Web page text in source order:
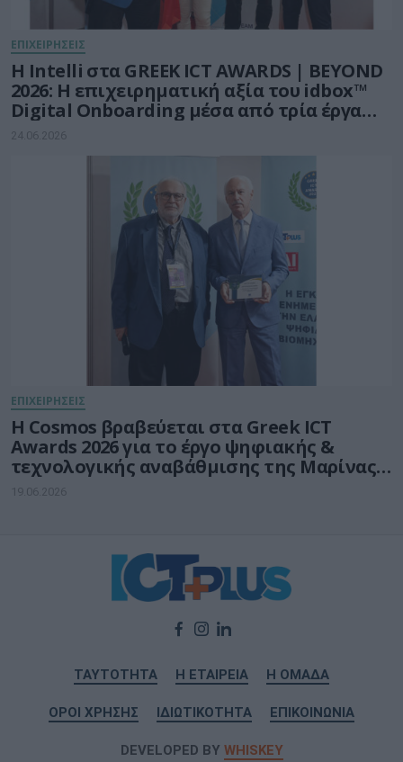
ΕΠΙΧΕΙΡΗΣΕΙΣ
Η Intelli στα GREEK ICT AWARDS | BEYOND
2026: Η επιχειρηματική αξία του idbox™
Digital Onboarding μέσα από τρία έργα
μεγάλης κλίμακας
24.06.2026
ΕΠΙΧΕΙΡΗΣΕΙΣ
Η Cosmos βραβεύεται στα Greek ICT
Awards 2026 για το έργο ψηφιακής &
τεχνολογικής αναβάθμισης της Μαρίνας
Φλοίσβου
19.06.2026
ΤΑΥΤΟΤΗΤΑ Η ΕΤΑΙΡΕΙΑ Η ΟΜΑΔΑ
ΟΡΟΙ ΧΡΗΣΗΣ ΙΔΙΩΤΙΚΟΤΗΤΑ ΕΠΙΚΟΙΝΩΝΙΑ
DEVELOPED BY WHISKEY